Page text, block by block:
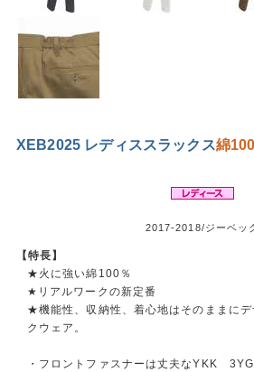
XEB2025 レディススラックス綿
2017-2018/ジーベッ
【特長】
★火に強い綿100％
★リアルワークの新定番
★機能性、収納性、着心地はそのままに
クウェア。
・フロントファスナーは丈夫なYKK